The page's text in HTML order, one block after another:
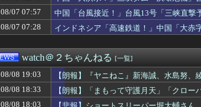
と15号「中国本土でぶつかり合う（前代
08/07 07:57
中国「台風接近！」台風13号「三峡直撃
急放流（決壊危機」中国「下流大水害（
08/07 07:28
インドネシア「高速鉄道！」中国「大赤
watch＠２ちゃんねる [一覧]
08/08 19:03
【朗報】『ヤニねこ』新海誠、水島努
08/08 18:33
【朗報】「まもって守護月天」「クロ
08/08 18:03